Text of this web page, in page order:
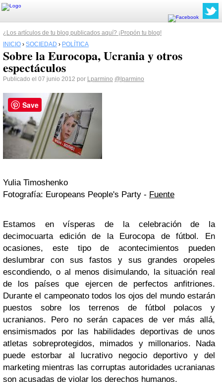
¿Los artículos de tu blog publicados aquí? ¡Propón tu blog!
INICIO › SOCIEDAD › POLÍTICA
Sobre la Eurocopa, Ucrania y otros
espectáculos
Publicado el 07 junio 2012 por Lparmino @lparmino
Yulia Timoshenko
Fotografía: Europeans People's Party - Fuente
Estamos en vísperas de la celebración de la
decimocuarta edición de la Eurocopa de fútbol. En
ocasiones, este tipo de acontecimientos pueden
deslumbrar con sus fastos y sus grandes oropeles
escondiendo, o al menos disimulando, la situación real
de los países que ejercen de perfectos anfitriones.
Durante el campeonato todos los ojos del mundo estarán
puestos sobre los terrenos de fútbol polacos y
ucranianos. Pero no serán capaces de ver más allá,
ensimismados por las habilidades deportivas de unos
atletas sobreprotegidos, mimados y millonarios. Nada
puede estorbar al lucrativo negocio deportivo y del
marketing mientras las corruptas autoridades ucranianas
son acusadas de violar los derechos humanos.
Save